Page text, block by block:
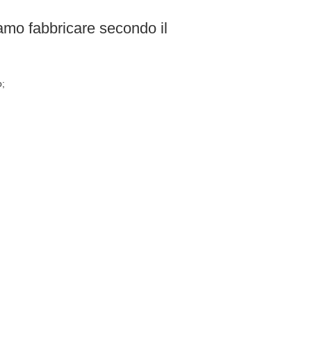
fabbricare secondo il